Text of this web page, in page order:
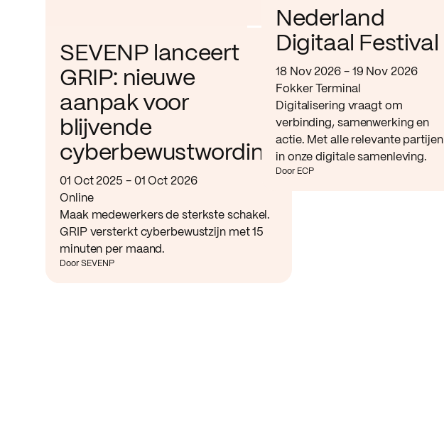
SEVENP lanceert
GRIP: nieuwe
aanpak voor
blijvende
cyberbewustwording
01 Oct 2025 - 01 Oct 2026
Online
Maak medewerkers de sterkste schakel.
GRIP versterkt cyberbewustzijn met 15
minuten per maand.
Door SEVENP
Nederland
Digitaal Festival
18 Nov 2026 - 19 Nov 2026
Fokker Terminal
Digitalisering vraagt om
verbinding, samenwerking en
actie. Met alle relevante partijen
in onze digitale samenleving.
Door ECP